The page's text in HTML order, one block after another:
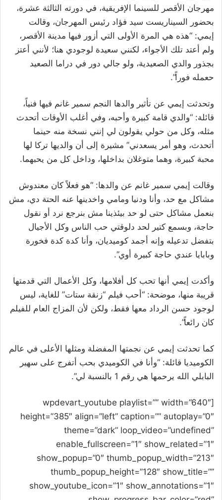
مهرجان الأقصر للسينما الإفريقية، في دورته الثالثة عشرة،
بحضور السيناريست سيد فؤاد رئيس المهرجان، وقالت
إيمي: “هذه هي المرة الأولى التي أزور فيها مدينة الأقصر،
ولم أعتد تلك الأجواء، لكنني سعيدة لوجودي هنا؛ لأنني أعتز
بجذور والدي الصعيدية، ولو جالي دور في دراما الصعيد
حعمله فوراً”.
وتحدثت إيمي عن تأثير والدها النجم سمير غانم فيها فنياً،
قائلة: “والدي قامة كبيرة وأحبه، وفي أغلب الأوقات أتحدث
مثله، وكل من حولي يقولون لي إنني نسخة منه حينما
أتحدث، وهو أمر يسعدني” مشيرة إلى أن والديها تركا لها
محبة كبيرة، وهما متوغلان بداخلها، وداخل كل من يحبهما.
وقالت إيمي سمير غانم عن والدها: “هو فعلاً كان معندوش
مشاكل مع حد، وأنا ودنيا ومامي واخدينها عنه الحتة دي، مش
بنعمل مشاكل حتى لو حد بيئذينا مش بنرجع نرد أو نقول
حاجة، وبسمع كتير لحد دلوقتي حب الناس وكل الأجيال
بتفضل تدعيله وإنه أجمد كوميديان، وأنا كدة كدة فخورة
وبابايا عندي حاجة كبيرة أوي”.
وأكدت إيمي أنها تحب كل أفلامها، وكل الأعمال التي قدمتها
قريبة منها، موضحة: “أحب فيلم “زنقة ستات” للغاية، ليس
لوجود حسن الرداد معها فقط، ولكن لأن المزاج العام للفيلم
كان رائعاً”.
كما تحدثت إيمي عن نجمتها المفضلة ومثلها الأعلى في عالم
الكوميديا قائلة: “وأنا في الكوميدي بحب أتفرج على سهير
البابلي الله يرحمها هي رقم 1 بالنسبة لي”.
[wpdevart_youtube playlist=”” width=”640″
height=”385″ align=”left” caption=”” autoplay=”0″
theme=”dark” loop_video=”undefined”
enable_fullscreen=”1″ show_related=”1″
show_popup=”0″ thumb_popup_width=”213″
thumb_popup_height=”128″ show_title=””
show_youtube_icon=”1″ show_annotations=”1″